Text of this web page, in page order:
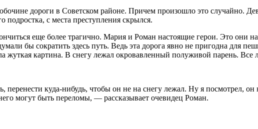
дороги в Советском районе. Причем произошло это случайно.
подростка, с места преступления скрылся.
еще более трагично. Мария и Роман настоящие герои. Это
бы сократить здесь путь. Ведь эта дорога явно не пригодна для
жуткая картина. В снегу лежал окровавленный полуживой парень.
перенести куда-нибудь, чтобы он не на снегу лежал. Ну я посмотрел,
могут быть переломы, — рассказывает очевидец Роман.